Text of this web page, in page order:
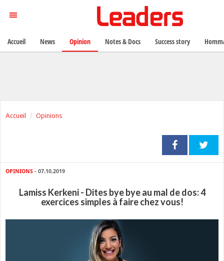
Accueil Opinions
OPINIONS - 07.10.2019
Lamiss Kerkeni - Dites bye bye au mal de dos: 4
exercices simples à faire chez vous!
Accueil News Opinion Notes & Docs Success story